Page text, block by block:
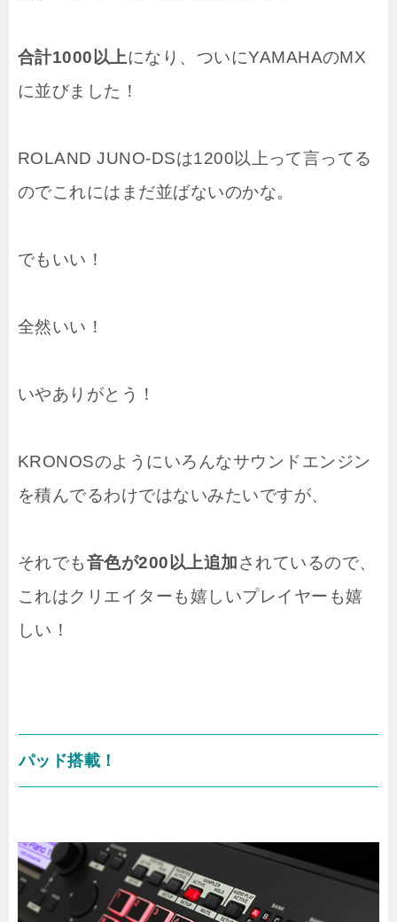
合計1000以上になり、ついにYAMAHAのMX
に並びました！
ROLAND JUNO-DSは1200以上って言ってる
のでこれにはまだ並ばないのかな。
でもいい！
全然いい！
いやありがとう！
KRONOSのようにいろんなサウンドエンジン
を積んでるわけではないみたいですが、
それでも音色が200以上追加されているので、
これはクリエイターも嬉しいプレイヤーも嬉
しい！
パッド搭載！